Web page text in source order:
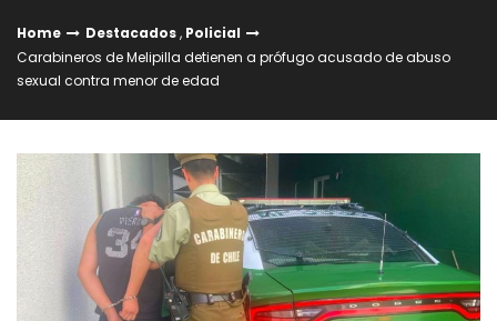
Home Destacados, Policial
Carabineros de Melipilla detienen a prófugo acusado de abuso
sexual contra menor de edad